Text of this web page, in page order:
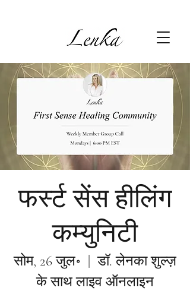
फर्स्ट सेंस हीलिंग
कम्युनिटी
सोम, 26 जुल॰
  |
डॉ. लेनका शुल्ज़
के साथ लाइव ऑनलाइन